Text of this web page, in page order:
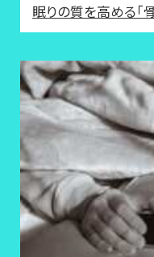
眠りの質を高める「